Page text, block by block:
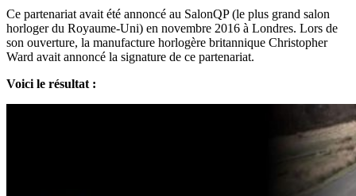
Ce partenariat avait été annoncé au SalonQP (le plus grand salon
horloger du Royaume-Uni) en novembre 2016 à Londres. Lors de
son ouverture, la manufacture horlogère britannique Christopher
Ward avait annoncé la signature de ce partenariat.
Voici le résultat :